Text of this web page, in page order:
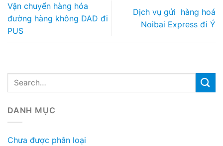
Vận chuyển hàng hóa
đường hàng không DAD đi
PUS
Dịch vụ gửi hàng hoá
Noibai Express đi Ý
DANH MỤC
Chưa được phân loại